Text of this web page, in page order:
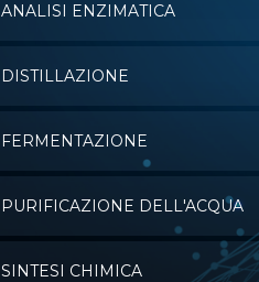
ANALISI ENZIMATICA
DISTILLAZIONE
FERMENTAZIONE
PURIFICAZIONE DELL'ACQUA
SINTESI CHIMICA